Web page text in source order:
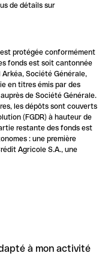
de détails sur
protégée conformément
fonds est soit cantonnée
Société Générale,
en titres émis par des
de Société Générale.
les dépôts sont couverts
(FGDR) à hauteur de
restante des fonds est
: une première
Agricole S.A., une
à mon activité